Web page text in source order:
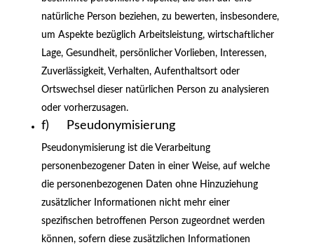
natürliche Person beziehen, zu bewerten, insbesondere,
um Aspekte bezüglich Arbeitsleistung, wirtschaftlicher
Lage, Gesundheit, persönlicher Vorlieben, Interessen,
Zuverlässigkeit, Verhalten, Aufenthaltsort oder
Ortswechsel dieser natürlichen Person zu analysieren
oder vorherzusagen.
f) Pseudonymisierung
Pseudonymisierung ist die Verarbeitung
personenbezogener Daten in einer Weise, auf welche
die personenbezogenen Daten ohne Hinzuziehung
zusätzlicher Informationen nicht mehr einer
spezifischen betroffenen Person zugeordnet werden
können, sofern diese zusätzlichen Informationen